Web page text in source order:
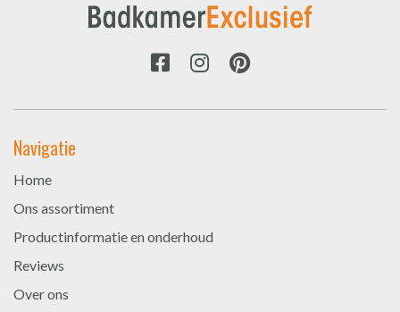
Navigatie
Home
Ons assortiment
Productinformatie en onderhoud
Reviews
Over ons